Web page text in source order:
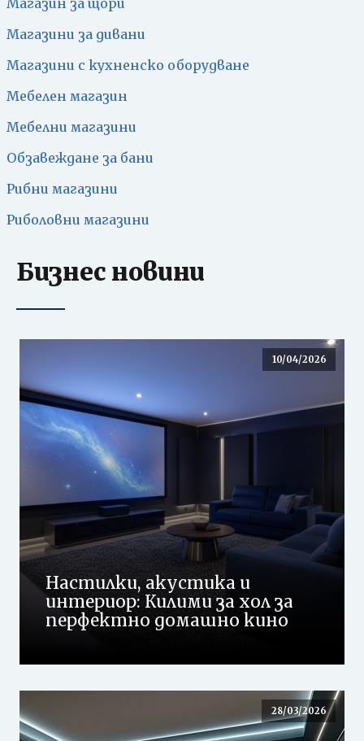
Магазини за дивани
Магазини с кухненско оборудване
Мебелен магазин
Мебелни магазини
Обзавеждане за бани
Рибни магазини
Риболовни магазини
Бизнес новини
10/04/2026
Настилки, акустика и
интериор: Килими за хол за
перфектно домашно кино
28/03/2026